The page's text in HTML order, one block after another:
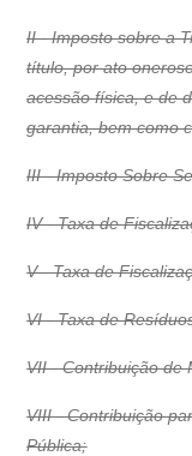
II - Imposto sobre a
título, por ato
acessão física, e de
garantia, bem como
III - Imposto Sobre
IV - Taxa de
V - Taxa de
VI - Taxa de
VII - Contribuição de
VIII - Contribuição
Pública;